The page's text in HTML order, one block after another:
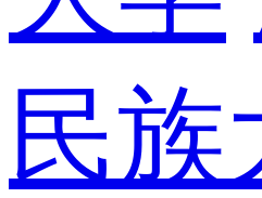
民族